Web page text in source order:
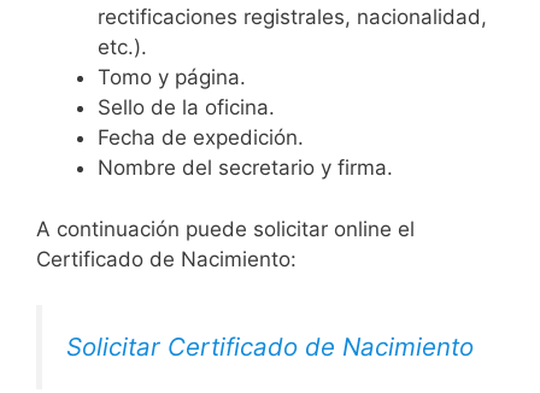
rectificaciones registrales, nacionalidad,
etc.).
Tomo y página.
Sello de la oficina.
Fecha de expedición.
Nombre del secretario y firma.
A continuación puede solicitar online el
Certificado de Nacimiento:
Solicitar Certificado de Nacimiento